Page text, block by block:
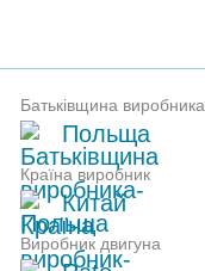
Батьківщина виробника
Польща
Країна виробник
Китай
Виробник двигуна